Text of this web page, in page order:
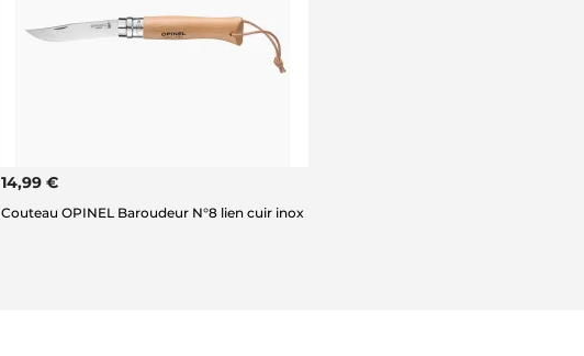
14,99 €
Couteau OPINEL Baroudeur N°8 lien cuir inox